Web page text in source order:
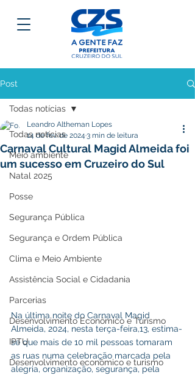
Post
Todas notícias
Meio ambiente
Natal 2025
Posse
Segurança Pública
Segurança e Ordem Pública
Clima e Meio Ambiente
Assistência Social e Cidadania
Parcerias
Desenvolvimento Econômico e Turismo
IPTU
Desenvolvimento econômico e turismo
Todas notícias
Carnaval Cultural Magid Almeida foi
um sucesso em Cruzeiro do Sul
Leandro Altheman Lopes
14 de fev. de 2024 3 min de leitura
Na última noite do Carnaval Magid
Almeida, 2024, nesta terça-feira,13, estima-
se que mais de 10 mil pessoas tomaram
as ruas numa celebração marcada pela
alegria, organização, segurança, pela